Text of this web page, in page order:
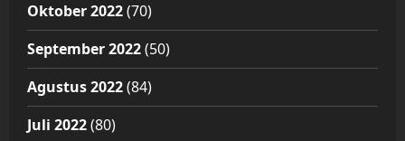
Oktober 2022(70)
September 2022(50)
Agustus 2022(84)
Juli 2022(80)